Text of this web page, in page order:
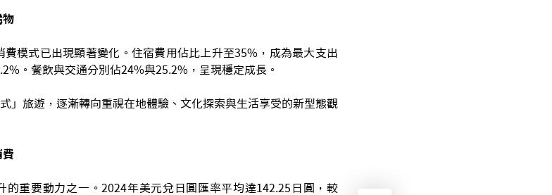
物
模式已出現顯著變化。住宿費用佔比上升至35%，成為最大支出
。餐飲與交通分別佔24%與25.2%，呈現穩定成長。
」旅遊，逐漸轉向重視在地體驗、文化探索與生活享受的新型態觀
費
的重要動力之一。2024年美元兌日圓匯率平均達142.25日圓，較